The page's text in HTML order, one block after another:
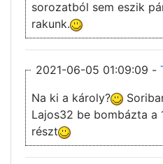
sorozatból sem eszik
rakunk.
2021-06-05 01:09:09 -
Na ki a károly?
Lajos32 be bombázta a
részt